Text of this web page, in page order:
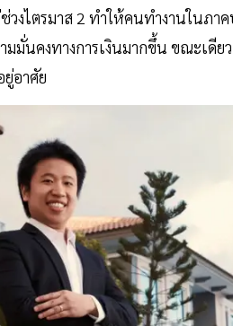
งไตรมาส 2 ทำให้คนทำงานในภา
มั่นคงทางการเงินมากขึ้น ขณะเดี
อาศัย